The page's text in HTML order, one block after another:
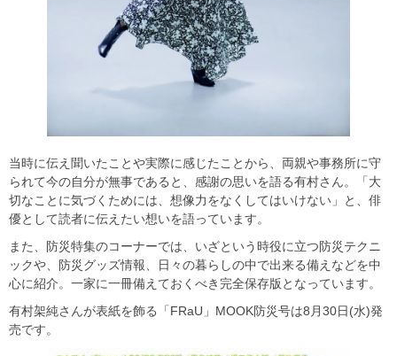
当時に伝え聞いたことや実際に感じたことから、両親や事務所に守
られて今の自分が無事であると、感謝の思いを語る有村さん。「大
切なことに気づくためには、想像力をなくしてはいけない」と、俳
優として読者に伝えたい想いを語っています。
また、防災特集のコーナーでは、いざという時役に立つ防災テクニ
ックや、防災グッズ情報、日々の暮らしの中で出来る備えなどを中
心に紹介。一家に一冊備えておくべき完全保存版となっています。
有村架純さんが表紙を飾る「FRaU」MOOK防災号は8月30日(水)発
売です。